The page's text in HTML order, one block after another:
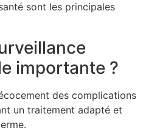
sont les principales
importante ?
des complications
un traitement adapté et